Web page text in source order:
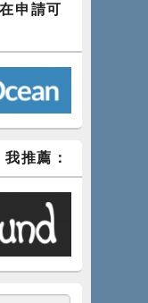
申請可
推薦：